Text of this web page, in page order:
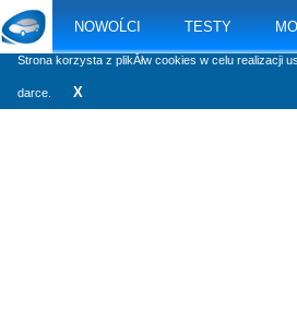
Strona korzysta z plikĂłw cookies w celu realizacji
darce. X
NOWOĹCI TESTY